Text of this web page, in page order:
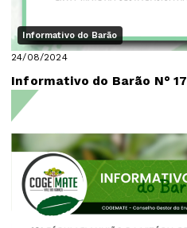
Informativo do Barão
24/08/2024
Informativo do Barão N° 17